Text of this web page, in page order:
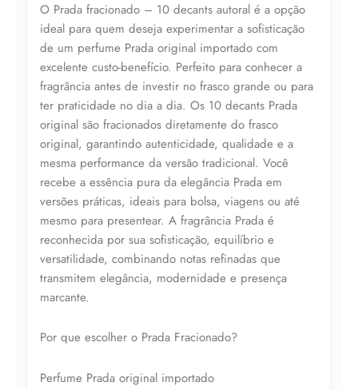
Lucre até R$30,00
Revenda por
R$69,00
Compre por
R$39,00
6x deR$6,50sem juros
O Prada fracionado – 10 decants autoral é a opção
ideal para quem deseja experimentar a sofisticação
de um perfume Prada original importado com
excelente custo-benefício. Perfeito para conhecer a
fragrância antes de investir no frasco grande ou para
ter praticidade no dia a dia. Os 10 decants Prada
original são fracionados diretamente do frasco
original, garantindo autenticidade, qualidade e a
mesma performance da versão tradicional. Você
recebe a essência pura da elegância Prada em
versões práticas, ideais para bolsa, viagens ou até
mesmo para presentear. A fragrância Prada é
reconhecida por sua sofisticação, equilíbrio e
versatilidade, combinando notas refinadas que
transmitem elegância, modernidade e presença
marcante.
Por que escolher o Prada Fracionado?
Perfume Prada original importado